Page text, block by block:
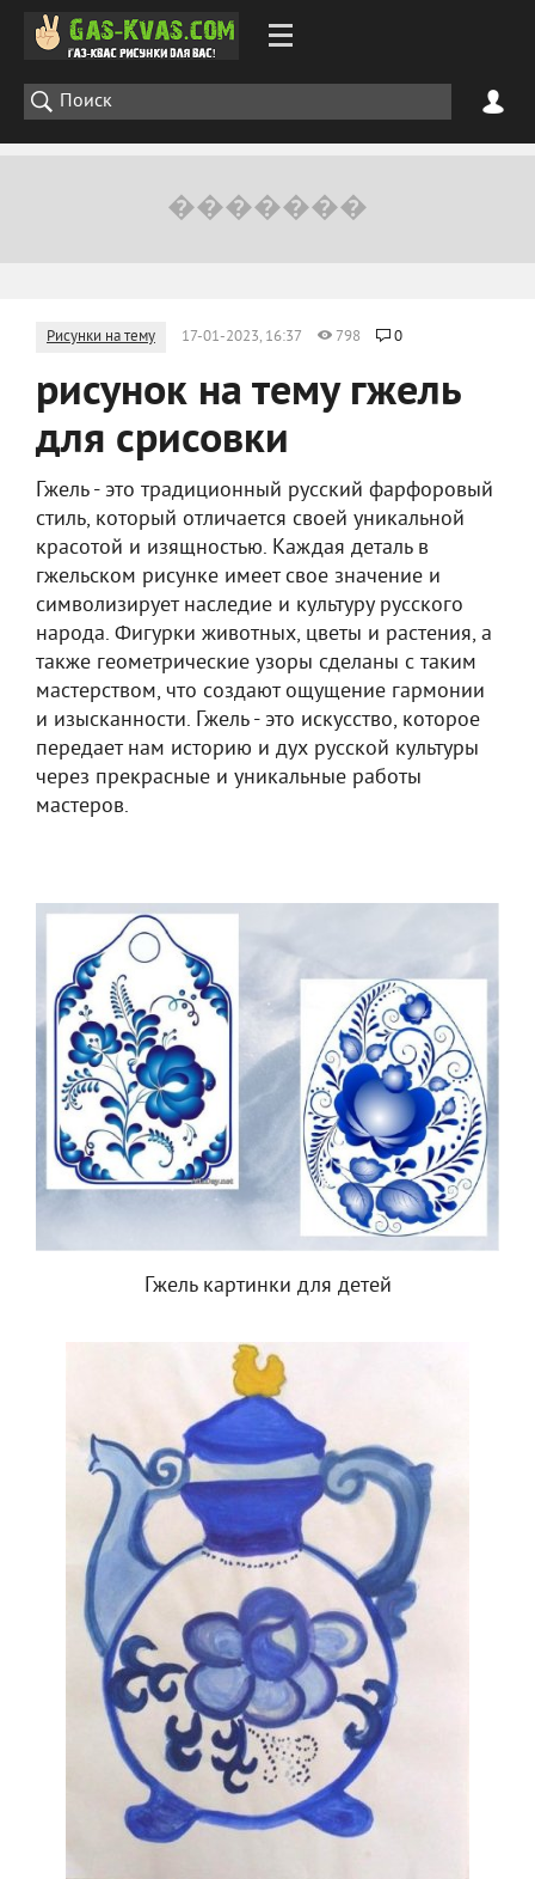
Рисунки на тему 17-01-2023, 16:37 798 0
рисунок на тему гжель
для срисовки
Гжель - это традиционный русский фарфоровый
стиль, который отличается своей уникальной
красотой и изящностью. Каждая деталь в
гжельском рисунке имеет свое значение и
символизирует наследие и культуру русского
народа. Фигурки животных, цветы и растения, а
также геометрические узоры сделаны с таким
мастерством, что создают ощущение гармонии
и изысканности. Гжель - это искусство, которое
передает нам историю и дух русской культуры
через прекрасные и уникальные работы
мастеров.
Гжель картинки для детей